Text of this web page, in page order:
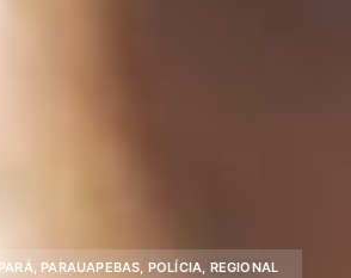
PARÁ, PARAUAPEBAS, POLÍCIA, REGIONAL